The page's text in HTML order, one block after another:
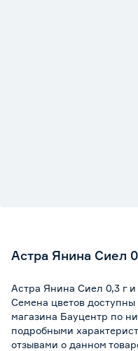
Астра Янина Сиел
Астра Янина Сиел 0,3 г
Семена цветов
магазина Бауцентр по
подробными
отзывами о данном